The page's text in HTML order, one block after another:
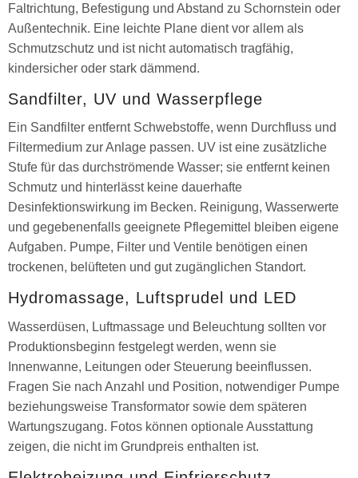
Faltrichtung, Befestigung und Abstand zu Schornstein oder
Außentechnik. Eine leichte Plane dient vor allem als
Schmutzschutz und ist nicht automatisch tragfähig,
kindersicher oder stark dämmend.
Sandfilter, UV und Wasserpflege
Ein Sandfilter entfernt Schwebstoffe, wenn Durchfluss und
Filtermedium zur Anlage passen. UV ist eine zusätzliche
Stufe für das durchströmende Wasser; sie entfernt keinen
Schmutz und hinterlässt keine dauerhafte
Desinfektionswirkung im Becken. Reinigung, Wasserwerte
und gegebenenfalls geeignete Pflegemittel bleiben eigene
Aufgaben. Pumpe, Filter und Ventile benötigen einen
trockenen, belüfteten und gut zugänglichen Standort.
Hydromassage, Luftsprudel und LED
Wasserdüsen, Luftmassage und Beleuchtung sollten vor
Produktionsbeginn festgelegt werden, wenn sie
Innenwanne, Leitungen oder Steuerung beeinflussen.
Fragen Sie nach Anzahl und Position, notwendiger Pumpe
beziehungsweise Transformator sowie dem späteren
Wartungszugang. Fotos können optionale Ausstattung
zeigen, die nicht im Grundpreis enthalten ist.